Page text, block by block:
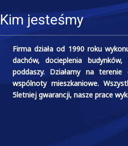
Kim jesteśmy
Firma działa od 1990 roku
dachów, docieplenia
poddaszy. Działamy na terenie
wspólnoty mieszkaniowe.
5letniej gwarancji, nasze prace